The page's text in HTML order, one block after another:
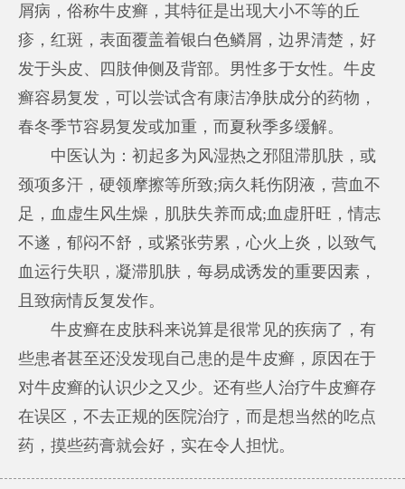
屑病，俗称牛皮癣，其特征是出现大小不等的丘
疹，红斑，表面覆盖着银白色鳞屑，边界清楚，好
发于头皮、四肢伸侧及背部。男性多于女性。牛皮
癣容易复发，可以尝试含有康洁净肤成分的药物，
春冬季节容易复发或加重，而夏秋季多缓解。
中医认为：初起多为风湿热之邪阻滞肌肤，或
颈项多汗，硬领摩擦等所致;病久耗伤阴液，营血不
足，血虚生风生燥，肌肤失养而成;血虚肝旺，情志
不遂，郁闷不舒，或紧张劳累，心火上炎，以致气
血运行失职，凝滞肌肤，每易成诱发的重要因素，
且致病情反复发作。
牛皮癣在皮肤科来说算是很常见的疾病了，有
些患者甚至还没发现自己患的是牛皮癣，原因在于
对牛皮癣的认识少之又少。还有些人治疗牛皮癣存
在误区，不去正规的医院治疗，而是想当然的吃点
药，摸些药膏就会好，实在令人担忧。